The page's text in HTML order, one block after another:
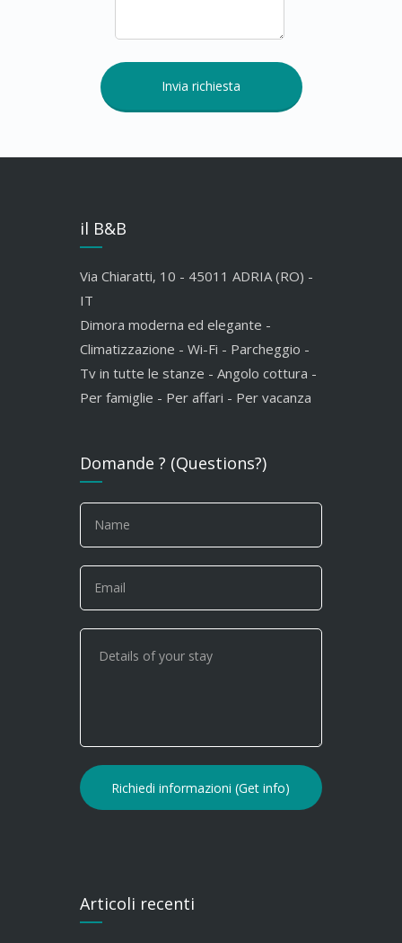
il B&B
Via Chiaratti, 10 - 45011 ADRIA (RO) -
IT
Dimora moderna ed elegante -
Climatizzazione - Wi-Fi - Parcheggio -
Tv in tutte le stanze - Angolo cottura -
Per famiglie - Per affari - Per vacanza
Domande ? (Questions?)
Articoli recenti